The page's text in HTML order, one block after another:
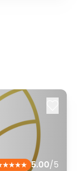
5.00/5